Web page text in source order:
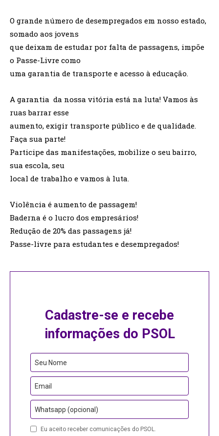
O grande número de desempregados em nosso estado,
somado aos jovens
que deixam de estudar por falta de passagens, impõe
o Passe-Livre como
uma garantia de transporte e acesso à educação.
A garantia da nossa vitória está na luta! Vamos às
ruas barrar esse
aumento, exigir transporte público e de qualidade.
Faça sua parte!
Participe das manifestações, mobilize o seu bairro,
sua escola, seu
local de trabalho e vamos à luta.
Violência é aumento de passagem!
Baderna é o lucro dos empresários!
Redução de 20% das passagens já!
Passe-livre para estudantes e desempregados!
Cadastre-se e recebe
informações do PSOL
Seu Nome
Email
Whatsapp (opcional)
Company
Eu aceito receber comunicações do PSOL.